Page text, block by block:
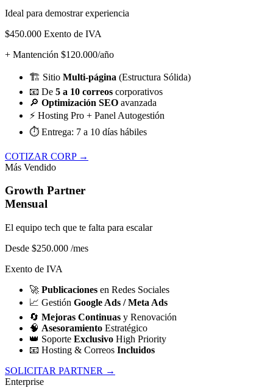
Ideal para demostrar experiencia
$450.000 Exento de IVA
+ Mantención $120.000/año
🏗️ Sitio Multi-página (Estructura Sólida)
📧 De 5 a 10 correos corporativos
🔎 Optimización SEO avanzada
⚡ Hosting Pro + Panel Autogestión
⏱️ Entrega: 7 a 10 días hábiles
COTIZAR CORP →
Más Vendido
Growth Partner
Mensual
El equipo tech que te falta para escalar
Desde $250.000 /mes
Exento de IVA
🚀 Publicaciones en Redes Sociales
📈 Gestión Google Ads / Meta Ads
🔄 Mejoras Continuas y Renovación
🧠 Asesoramiento Estratégico
👑 Soporte Exclusivo High Priority
📧 Hosting & Correos Incluidos
SOLICITAR PARTNER →
Enterprise